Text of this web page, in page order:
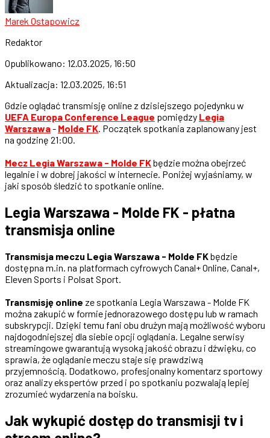
Marek Ostapowicz
Redaktor
Opublikowano: 12.03.2025, 16:50
Aktualizacja: 12.03.2025, 16:51
Gdzie oglądać transmisję online z dzisiejszego pojedynku w
UEFA Europa Conference League pomiędzy Legia
Warszawa- Molde FK. Początek spotkania zaplanowany jest
na godzinę 21:00.
Mecz Legia Warszawa - Molde FKbędzie można obejrzeć
legalnie i w dobrej jakości w internecie. Poniżej wyjaśniamy, w
jaki sposób śledzić to spotkanie online.
Legia Warszawa - Molde FK - płatna
transmisja online
Transmisja meczu Legia Warszawa - Molde FKbędzie
dostępna m.in. na platformach cyfrowych Canal+ Online, Canal+,
Eleven Sports i Polsat Sport.
Transmisję online ze spotkania Legia Warszawa - Molde FK
można zakupić w formie jednorazowego dostępu lub w ramach
subskrypcji. Dzięki temu fani obu drużyn mają możliwość wyboru
najdogodniejszej dla siebie opcji oglądania. Legalne serwisy
streamingowe gwarantują wysoką jakość obrazu i dźwięku, co
sprawia, że oglądanie meczu staje się prawdziwą
przyjemnością. Dodatkowo, profesjonalny komentarz sportowy
oraz analizy ekspertów przed i po spotkaniu pozwalają lepiej
zrozumieć wydarzenia na boisku.
Jak wykupić dostęp do transmisji tv i